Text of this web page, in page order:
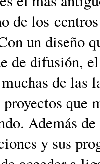
de los
un diseño
de difusión,
de las
que
Además
y sus